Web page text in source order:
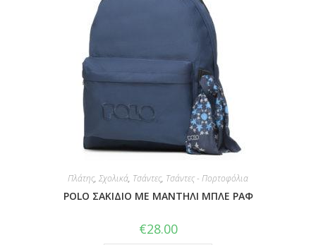
Πλάτης, Σχολικά, Τσάντες, Τσάντες - Πορτοφόλια
POLO ΣΑΚΙΔΙΟ ΜΕ ΜΑΝΤΗΛΙ ΜΠΛΕ ΡΑΦ
€28.00